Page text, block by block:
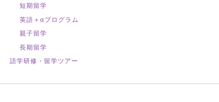
短期留学
英語＋αプログラム
親子留学
長期留学
語学研修・留学ツアー